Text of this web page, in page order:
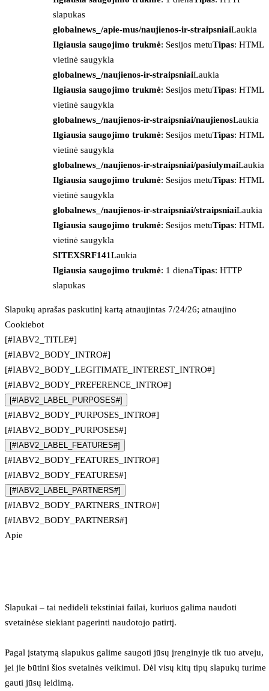
slapukas
globalnews_/apie-mus/naujienos-ir-straipsniaiLaukia
Ilgiausia saugojimo trukmė: Sesijos metuTipas: HTML
vietinė saugykla
globalnews_/naujienos-ir-straipsniaiLaukia
Ilgiausia saugojimo trukmė: Sesijos metuTipas: HTML
vietinė saugykla
globalnews_/naujienos-ir-straipsniai/naujienosLaukia
Ilgiausia saugojimo trukmė: Sesijos metuTipas: HTML
vietinė saugykla
globalnews_/naujienos-ir-straipsniai/pasiulymaiLaukia
Ilgiausia saugojimo trukmė: Sesijos metuTipas: HTML
vietinė saugykla
globalnews_/naujienos-ir-straipsniai/straipsniaiLaukia
Ilgiausia saugojimo trukmė: Sesijos metuTipas: HTML
vietinė saugykla
SITEXSRF141Laukia
Ilgiausia saugojimo trukmė: 1 dienaTipas: HTTP
slapukas
Slapukų aprašas paskutinį kartą atnaujintas 7/24/26; atnaujino
Cookiebot
[#IABV2_TITLE#]
[#IABV2_BODY_INTRO#]
[#IABV2_BODY_LEGITIMATE_INTEREST_INTRO#]
[#IABV2_BODY_PREFERENCE_INTRO#]
[#IABV2_LABEL_PURPOSES#]
[#IABV2_BODY_PURPOSES_INTRO#]
[#IABV2_BODY_PURPOSES#]
[#IABV2_LABEL_FEATURES#]
[#IABV2_BODY_FEATURES_INTRO#]
[#IABV2_BODY_FEATURES#]
[#IABV2_LABEL_PARTNERS#]
[#IABV2_BODY_PARTNERS_INTRO#]
[#IABV2_BODY_PARTNERS#]
Apie
Slapukai – tai nedideli tekstiniai failai, kuriuos galima naudoti
svetainėse siekiant pagerinti naudotojo patirtį.
Pagal įstatymą slapukus galime saugoti jūsų įrenginyje tik tuo atveju,
jei jie būtini šios svetainės veikimui. Dėl visų kitų tipų slapukų turime
gauti jūsų leidimą.